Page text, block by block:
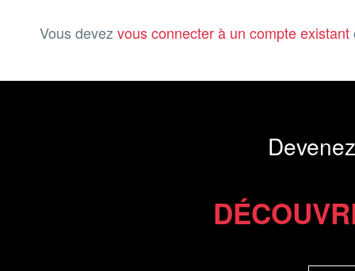
Vous devez vous connecter à un compte existant